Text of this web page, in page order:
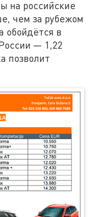
на российские
чем за рубежом
обойдётся в
— 1,22
позволит